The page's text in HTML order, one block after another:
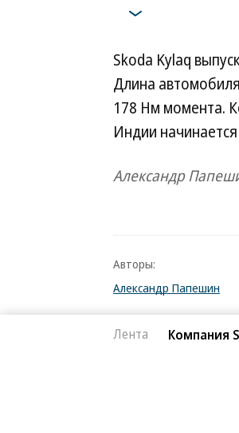
Skoda Kylaq
Длина
178 Нм момента.
Индии
Александр
Авторы:
Александр Папешин
Темы:
Skoda
Лента Компания